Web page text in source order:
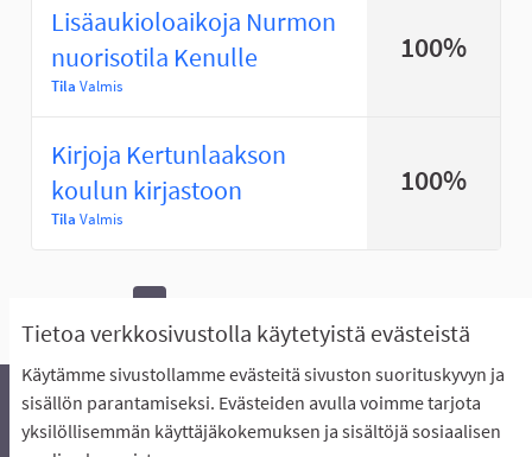
Tietoa verkkosivustolla käytetyistä evästeistä
Käytämme sivustollamme evästeitä sivuston suorituskyvyn ja
sisällön parantamiseksi. Evästeiden avulla voimme tarjota
yksilöllisemmän käyttäjäkokemuksen ja sisältöjä sosiaalisen
Lisäaukioloaikoja Nurmon
nuorisotila Kenulle
Tila Valmis
100%
Kirjoja Kertunlaakson
koulun kirjastoon
Tila Valmis
100%
1
Äänestyksen pikaohjeet
Usein kysytyt kysymykset